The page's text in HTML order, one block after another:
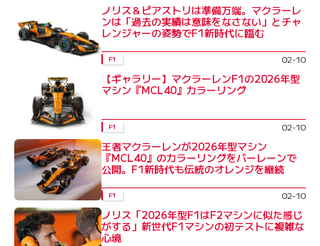
ノリス＆ピアストリは準備万端。マクラーレ
ンは「過去の実績は意味をなさない」とチャ
レンジャーの姿勢でF1新時代に臨む
F1 02-10
【ギャラリー】マクラーレンF1の2026年型
マシン『MCL40』カラーリング
F1 02-10
王者マクラーレンが2026年型マシン
『MCL40』のカラーリングをバーレーンで
公開。F1新時代も伝統のオレンジを継続
F1 02-10
ノリス「2026年型F1はF2マシンに似た感じ
がする」新世代F1マシンの初テストに複雑な
心境